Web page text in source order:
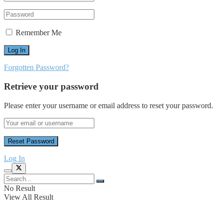
Remember Me
Forgotten Password?
Retrieve your password
Please enter your username or email address to reset your password.
Log In
No Result
View All Result